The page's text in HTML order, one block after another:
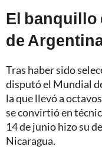
El banquillo
de
Tras haber sido
disputó el Mundial
la que llevó a
se convirtió en
14 de junio hizo su
Nicaragua.